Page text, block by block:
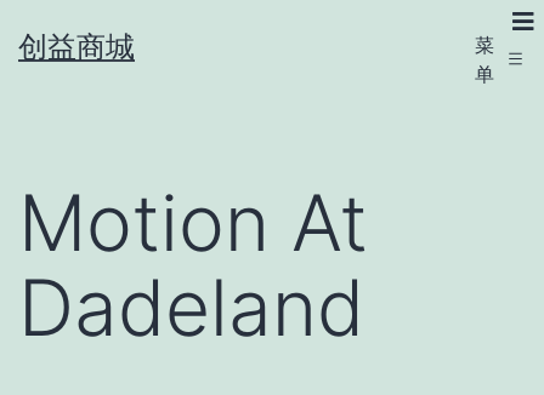
创益商城
菜
单
Motion At
Dadeland